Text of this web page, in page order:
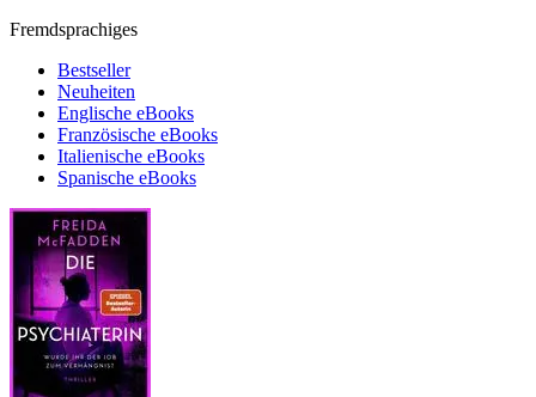
Fremdsprachiges
Bestseller
Neuheiten
Englische eBooks
Französische eBooks
Italienische eBooks
Spanische eBooks